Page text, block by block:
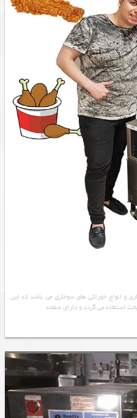
و انواع خوراکی های سوخاری می باشد که این
استفاده می گردد و دارای صفحه